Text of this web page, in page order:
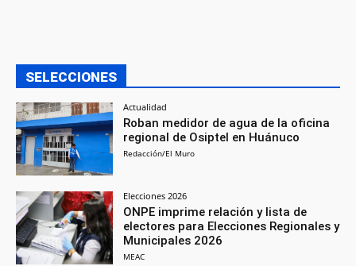
SELECCIONES
Actualidad
Roban medidor de agua de la oficina
regional de Osiptel en Huánuco
Redacción/El Muro
Elecciones 2026
ONPE imprime relación y lista de
electores para Elecciones Regionales y
Municipales 2026
MEAC